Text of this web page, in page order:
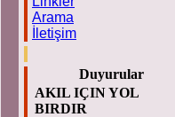
Arama
İletişim
Duyurular
AKIL IÇIN YOL
BIRDIR